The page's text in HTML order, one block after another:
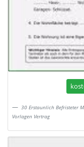
30 Erstaunlich Befristeter
Vorlagen Vertrag